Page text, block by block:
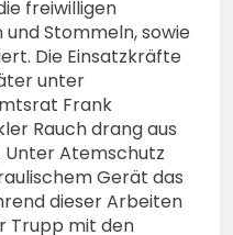
freiwilligen
und Stommeln, sowie
Die Einsatzkräfte
unter
Frank
Rauch drang aus
Unter Atemschutz
Gerät das
dieser Arbeiten
Trupp mit den